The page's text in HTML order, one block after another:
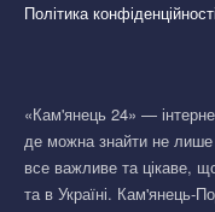
Політика конфіденційності
«Кам'янець 24» —
де можна знайти не лише
все важливе та цікаве,
та в Україні. Кам'янець-